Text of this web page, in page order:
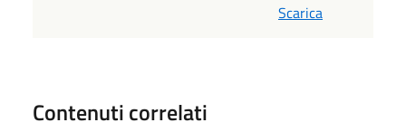
Scarica
Contenuti correlati